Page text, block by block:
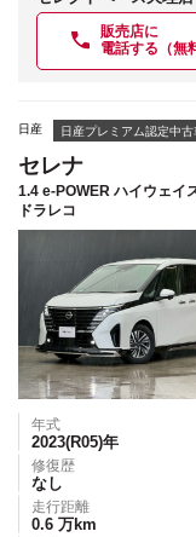
販売店に
電話する（無
日産 日産プレミアム認定中古
セレナ
1.4 e-POWER ハイウェ
ドラレコ
年式
2023(R05)年
修復歴
なし
走行距離
0.6 万km